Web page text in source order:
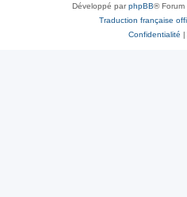
Développé parphpBB® Forum
Traduction française
Confidentialité |